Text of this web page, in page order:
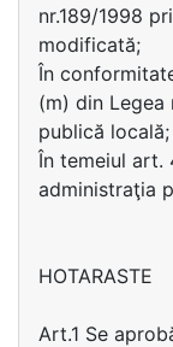
nr.189/1998
modificată;
În
(m) din Legea
publică locală;
În temeiul art.
administraţia
HOTARASTE
Art.1 Se